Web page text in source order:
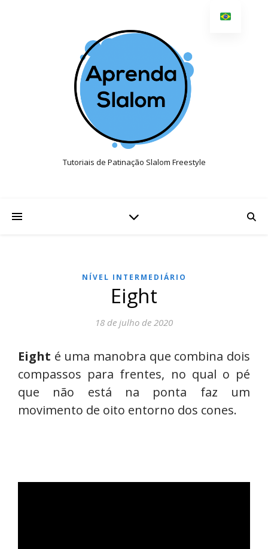
Tutoriais de Patinação Slalom Freestyle
NÍVEL INTERMEDIÁRIO
Eight
18 de julho de 2020
Eight é uma manobra que combina dois
compassos para frentes, no qual o pé
que não está na ponta faz um
movimento de oito entorno dos cones.